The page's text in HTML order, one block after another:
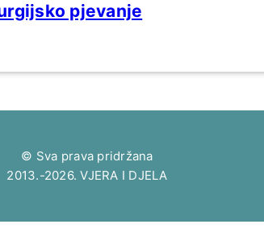
pjevanje
© Sva prava pridržana
2013.-2026. VJERA I DJELA